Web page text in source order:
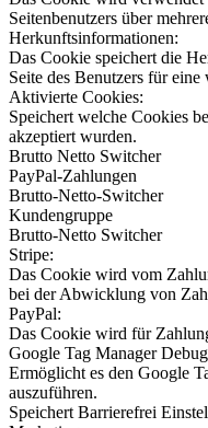
Seitenbenutzers über
Herkunftsinformationen:
Das Cookie speichert die
Seite des Benutzers für
Aktivierte Cookies:
Speichert welche Cookies
akzeptiert wurden.
Brutto Netto Switcher
PayPal-Zahlungen
Brutto-Netto-Switcher
Kundengruppe
Brutto-Netto Switcher
Stripe:
Das Cookie wird vom
bei der Abwicklung von
PayPal:
Das Cookie wird für
Google Tag Manager
Ermöglicht es den Google
auszuführen.
Speichert Barrierefrei